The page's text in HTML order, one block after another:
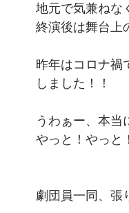
地元で気兼ねな
終演後は舞台上
昨年はコロナ禍
しました！！
うわぁー、本
やっと！やっと
劇団員一同、張